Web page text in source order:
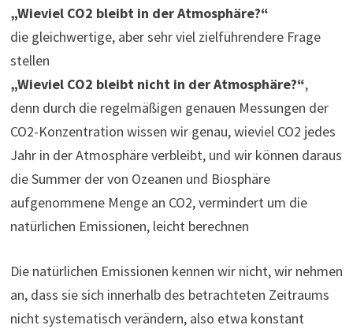
„Wieviel CO2 bleibt in der Atmosphäre?“
die gleichwertige, aber sehr viel zielführendere Frage
stellen
„Wieviel CO2 bleibt nicht in der Atmosphäre?“,
denn durch die regelmäßigen genauen Messungen der
CO2-Konzentration wissen wir genau, wieviel CO2 jedes
Jahr in der Atmosphäre verbleibt, und wir können daraus
die Summer der von Ozeanen und Biosphäre
aufgenommene Menge an CO2, vermindert um die
natürlichen Emissionen, leicht berechnen
Die natürlichen Emissionen kennen wir nicht, wir nehmen
an, dass sie sich innerhalb des betrachteten Zeitraums
nicht systematisch verändern, also etwa konstant